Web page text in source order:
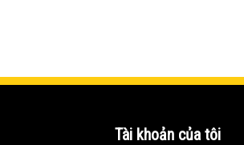
Tài khoản của tôi